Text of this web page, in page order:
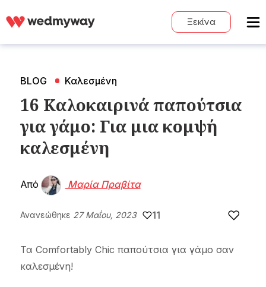
Ξεκίνα
BLOG Καλεσμένη
16 Καλοκαιρινά παπούτσια
για γάμο: Για μια κομψή
καλεσμένη
Από Μαρία Πραβίτα
Ανανεώθηκε 27 Μαΐου, 2023 11
Τα Comfortably Chic παπούτσια για γάμο σαν
καλεσμένη!